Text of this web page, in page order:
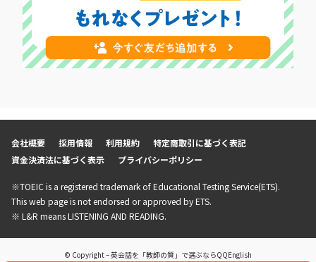
会社概要 採用情報 利用規約
特定商取引に基づく表記
資金決済法に基づく表示
プライバシーポリシー
※TOEIC is a registered trademark of Educational Testing Service(ETS).
This web page is not endorsed or approved by ETS.
※ L&R means LISTENING AND READING.
© Copyright – 英会話を「教師の質」で選ぶならQQEnglish